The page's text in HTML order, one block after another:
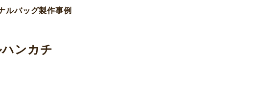
ルバッグ製作事例
ンカチ